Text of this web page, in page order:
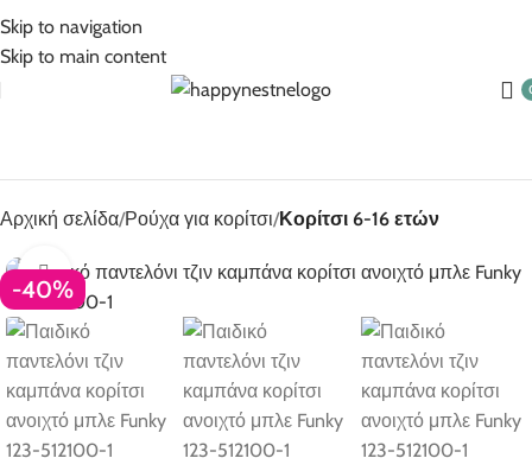
Skip to navigation
Skip to main content
Αρχική σελίδα Ρούχα για κορίτσι Κορίτσι 6-16 ετών
-40%
Click to enlarge
5% Επιπλέον έκπτωση για πληρωμές με κάρτα!